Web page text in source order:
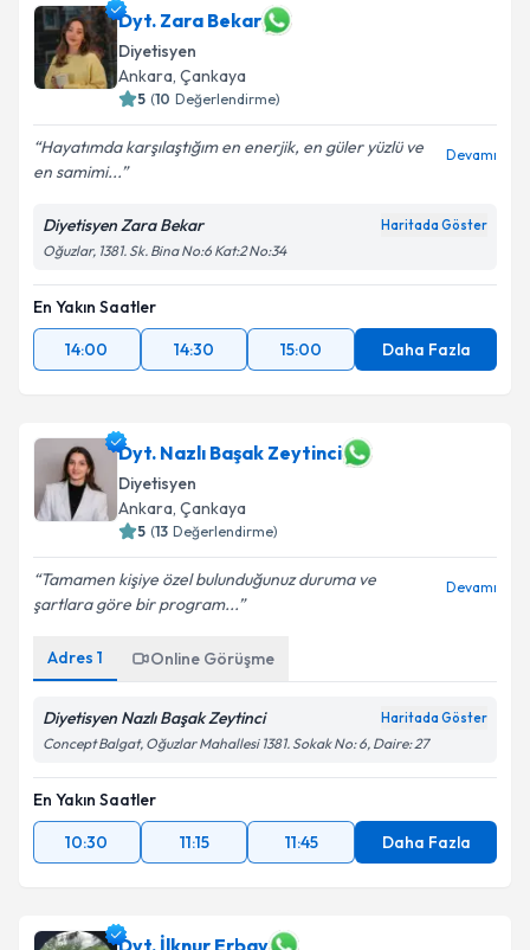
Dyt. Zara Bekar
Diyetisyen
Ankara, Çankaya
5 (10 Değerlendirme)
Hayatımda karşılaştığım en enerjik, en güler yüzlü ve
en samimi...
Devamı
Diyetisyen Zara Bekar Haritada Göster
Oğuzlar, 1381. Sk. Bina No:6 Kat:2 No:34
En Yakın Saatler
14:00
14:30 15:00 Daha Fazla
Dyt. Nazlı Başak Zeytinci
Diyetisyen
Ankara, Çankaya
5 (13 Değerlendirme)
Tamamen kişiye özel bulunduğunuz duruma ve
şartlara göre bir program...
Devamı
Adres 1 Online Görüşme
Diyetisyen Nazlı Başak Zeytinci Haritada Göster
Concept Balgat, Oğuzlar Mahallesi 1381. Sokak No: 6, Daire: 27
En Yakın Saatler
10:30
11:15 11:45 Daha Fazla